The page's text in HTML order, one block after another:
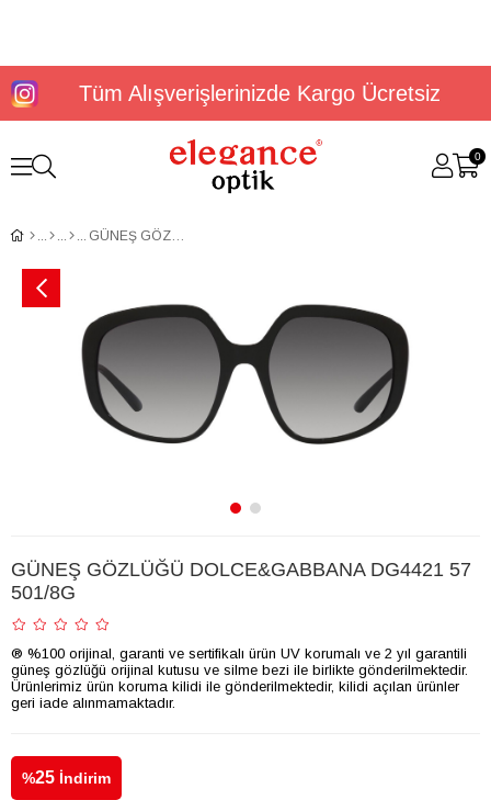
Tüm Alışverişlerinizde Kargo Ücretsiz
0
GÜNEŞ GÖZLÜĞÜ DOLCE&GABBANA DG4421 57 501/8G
GÜNEŞ GÖZLÜĞÜ DOLCE&GABBANA DG4421 57
501/8G
® %100 orijinal, garanti ve sertifikalı ürün UV korumalı ve 2 yıl garantili
güneş gözlüğü orijinal kutusu ve silme bezi ile birlikte gönderilmektedir.
Ürünlerimiz ürün koruma kilidi ile gönderilmektedir, kilidi açılan ürünler
geri iade alınmamaktadır.
%25 İndirim